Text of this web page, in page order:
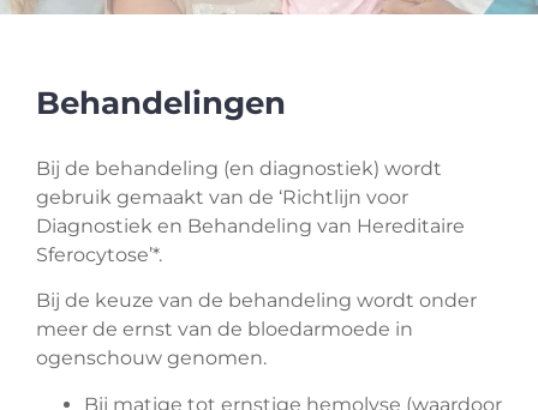
Behandelingen
Bij de behandeling (en diagnostiek) wordt
gebruik gemaakt van de ‘Richtlijn voor
Diagnostiek en Behandeling van Hereditaire
Sferocytose’*.
Bij de keuze van de behandeling wordt onder
meer de ernst van de bloedarmoede in
ogenschouw genomen.
Bij matige tot ernstige hemolyse (waardoor